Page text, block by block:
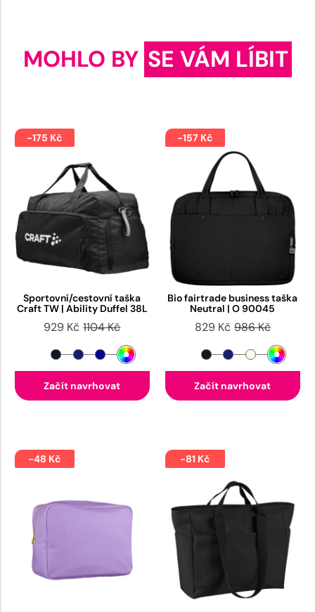
MOHLO BY SE VÁM LÍBIT
-175 Kč
Sportovní/cestovní taška
Craft TW | Ability Duffel 38L
929 Kč 1104 Kč
Začít navrhovat
-157 Kč
Bio fairtrade business taška
Neutral | O 90045
829 Kč 986 Kč
Začít navrhovat
-48 Kč -81 Kč